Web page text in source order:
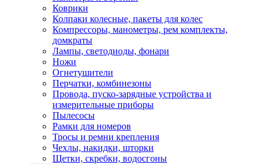
Коврики
Колпаки колесные, пакеты для колес
Компрессоры, манометры, рем комплекты,
домкраты
Лампы, светодиоды, фонари
Ножи
Огнетушители
Перчатки, комбинезоны
Провода, пуско-зарядные устройства и
измерительные приборы
Пылесосы
Рамки для номеров
Тросы и ремни крепления
Чехлы, накидки, шторки
Щетки, скребки, водосгоны